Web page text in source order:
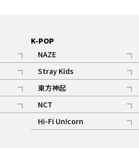
K-POP
NAZE
記事
Stray Kids
記事
東方神起
記事
NCT
記事
Hi-Fi Un!corn
記事